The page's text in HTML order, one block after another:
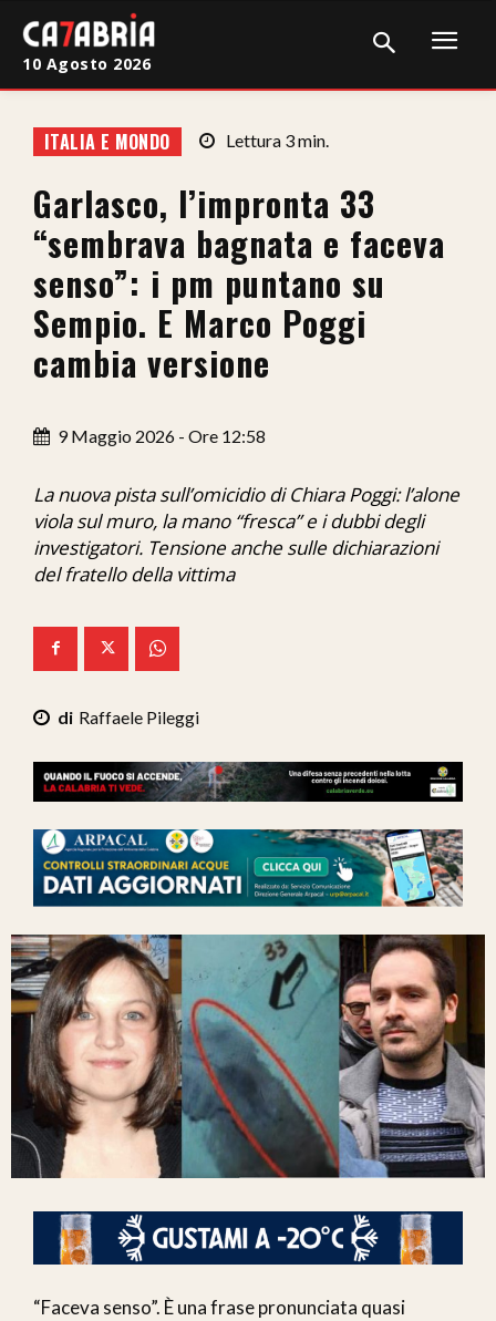
Cronaca
Giudiziaria
Politica
Sport
Attualità
Ita-Mondo
C7 Play
Mix Zone
10 Agosto 2026
ITALIA E MONDO Lettura 3min.
Garlasco, l’impronta 33
“sembrava bagnata e faceva
senso”: i pm puntano su
Sempio. E Marco Poggi
cambia versione
9 Maggio 2026 - Ore 12:58
La nuova pista sull’omicidio di Chiara Poggi: l’alone
viola sul muro, la mano “fresca” e i dubbi degli
investigatori. Tensione anche sulle dichiarazioni
del fratello della vittima
Raffaele Pileggi
“Faceva senso”. È una frase pronunciata quasi